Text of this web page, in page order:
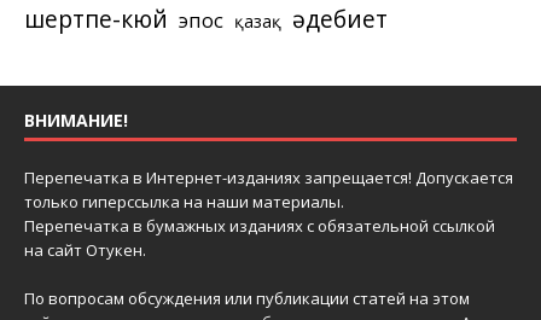
шертпе-кюй эпос қазақ әдебиет
ВНИМАНИЕ!
Перепечатка в Интернет-изданиях запрещается! Допускается
только гиперссылка на наши материалы.
Перепечатка в бумажных изданиях с обязательной ссылкой
на сайт Отукен.
По вопросам обсуждения или публикации статей на этом